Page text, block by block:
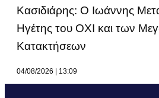
Κασιδιάρης: Ο Ιωάννης
Ηγέτης του ΟΧΙ και των
Κατακτήσεων
04/08/2026 13:09